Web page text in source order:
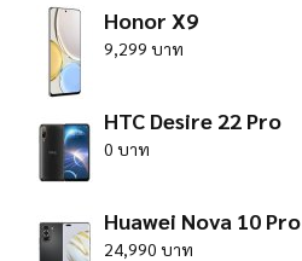
Honor X9
9,299 บาท
HTC Desire 22 Pro
0 บาท
Huawei Nova 10 Pro
24,990 บาท